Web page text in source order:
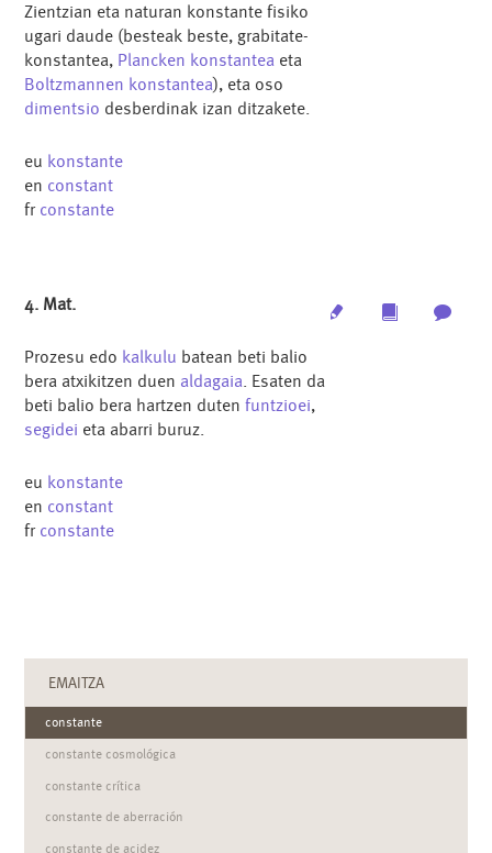
Zientzian eta naturan konstante fisiko
ugari daude (besteak beste, grabitate-
konstantea, Plancken konstantea eta
Boltzmannen konstantea), eta oso
dimentsio desberdinak izan ditzakete.
eu konstante
en constant
fr constante
Multimedia
4. Mat.
Prozesu edo kalkulu batean beti balio
bera atxikitzen duen aldagaia. Esaten da
beti balio bera hartzen dutenfuntzioei,
segidei eta abarri buruz.
eu konstante
en constant
fr constante
EMAITZA
constante
constante cosmológica
constante crítica
constante de aberración
constante de acidez